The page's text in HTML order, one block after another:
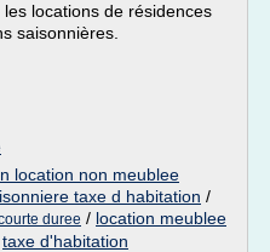
locations de résidences
saisonnières.
location non meublee
taxe d habitation /
duree / location meublee
taxe d'habitation